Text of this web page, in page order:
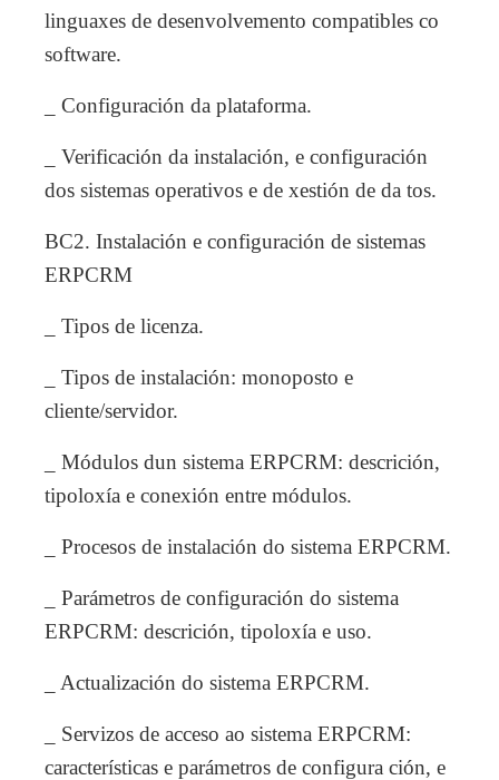
linguaxes de desenvolvemento compatibles co
software.
_ Configuración da plataforma.
_ Verificación da instalación, e configuración
dos sistemas operativos e de xestión de da tos.
BC2. Instalación e configuración de sistemas
ERPCRM
_ Tipos de licenza.
_ Tipos de instalación: monoposto e
cliente/servidor.
_ Módulos dun sistema ERPCRM: descrición,
tipoloxía e conexión entre módulos.
_ Procesos de instalación do sistema ERPCRM.
_ Parámetros de configuración do sistema
ERPCRM: descrición, tipoloxía e uso.
_ Actualización do sistema ERPCRM.
_ Servizos de acceso ao sistema ERPCRM:
características e parámetros de configura ción, e